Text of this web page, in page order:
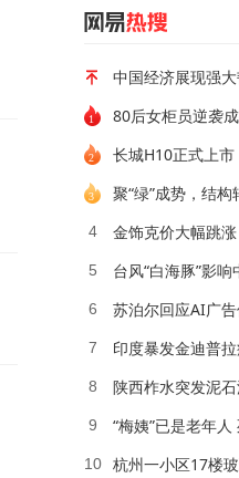
中国经济展现强
80后女柜员逆袭
长城H10正式上市
聚“绿”成势，结构
4 金饰克价大幅跳涨
5 台风“白海豚”影
6 苏泊尔回应AI广
7 印度暴发金迪普
8 陕西柞水突发泥
9 “梅姨”已是老年
10 杭州一小区17楼